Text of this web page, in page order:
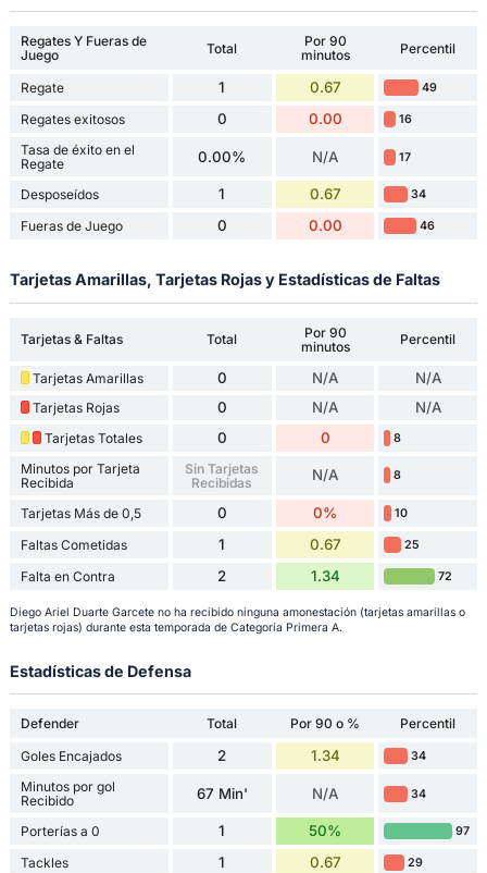
Regates Y Fueras de
Juego
Total
Por 90
minutos
Percentil
Regate 1 0.67 49
Regates exitosos 0 0.00 16
Tasa de éxito en el
Regate
0.00% N/A 17
Desposeídos 1 0.67 34
Fueras de Juego 0 0.00 46
Tarjetas Amarillas, Tarjetas Rojas y Estadísticas de Faltas
Tarjetas & Faltas Total
Por 90
minutos
Percentil
Tarjetas Amarillas 0 N/A N/A
Tarjetas Rojas 0 N/A N/A
Tarjetas Totales 0 0 8
Minutos por Tarjeta
Recibida
Sin Tarjetas
Recibidas
N/A 8
Tarjetas Más de 0,5 0 0% 10
Faltas Cometidas 1 0.67 25
Falta en Contra 2 1.34 72
Diego Ariel Duarte Garcete no ha recibido ninguna amonestación (tarjetas amarillas o
tarjetas rojas) durante esta temporada de Categoría Primera A.
Estadísticas de Defensa
Defender Total Por 90 o %
Percentil
Goles Encajados
2 1.34 34
Minutos por gol
Recibido
67 Min' N/A 34
Porterías a 0 1 50% 97
Tackles 1 0.67 29